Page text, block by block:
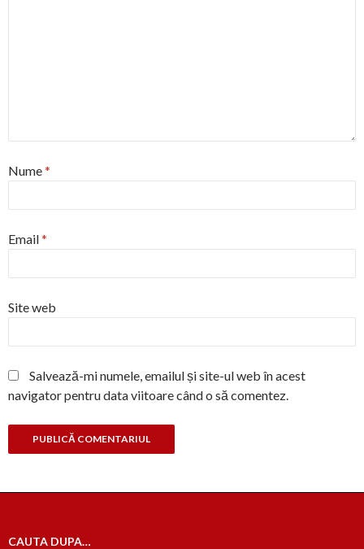
Nume*
Email*
Site web
Salvează-mi numele, emailul și site-ul web în acest
navigator pentru data viitoare când o să comentez.
CAUTA DUPA…